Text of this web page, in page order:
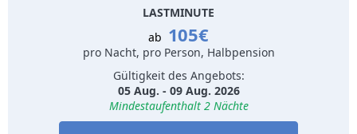
LASTMINUTE
ab 105€
pro Nacht, pro Person, Halbpension
Gültigkeit des Angebots:
05 Aug. - 09 Aug. 2026
Mindestaufenthalt 2 Nächte